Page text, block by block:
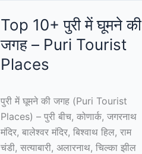
Top 10+ पुरी में घूमने की
जगह – Puri Tourist
Places
पुरी में घूमने की जगह (Puri Tourist
Places) – पुरी बीच, कोणार्क, जगरनाथ
मंदिर, बालेश्वर मंदिर, बिश्वाथ हिल, राम
चंडी, सत्याबारी, अलारनाथ, चिल्का झील